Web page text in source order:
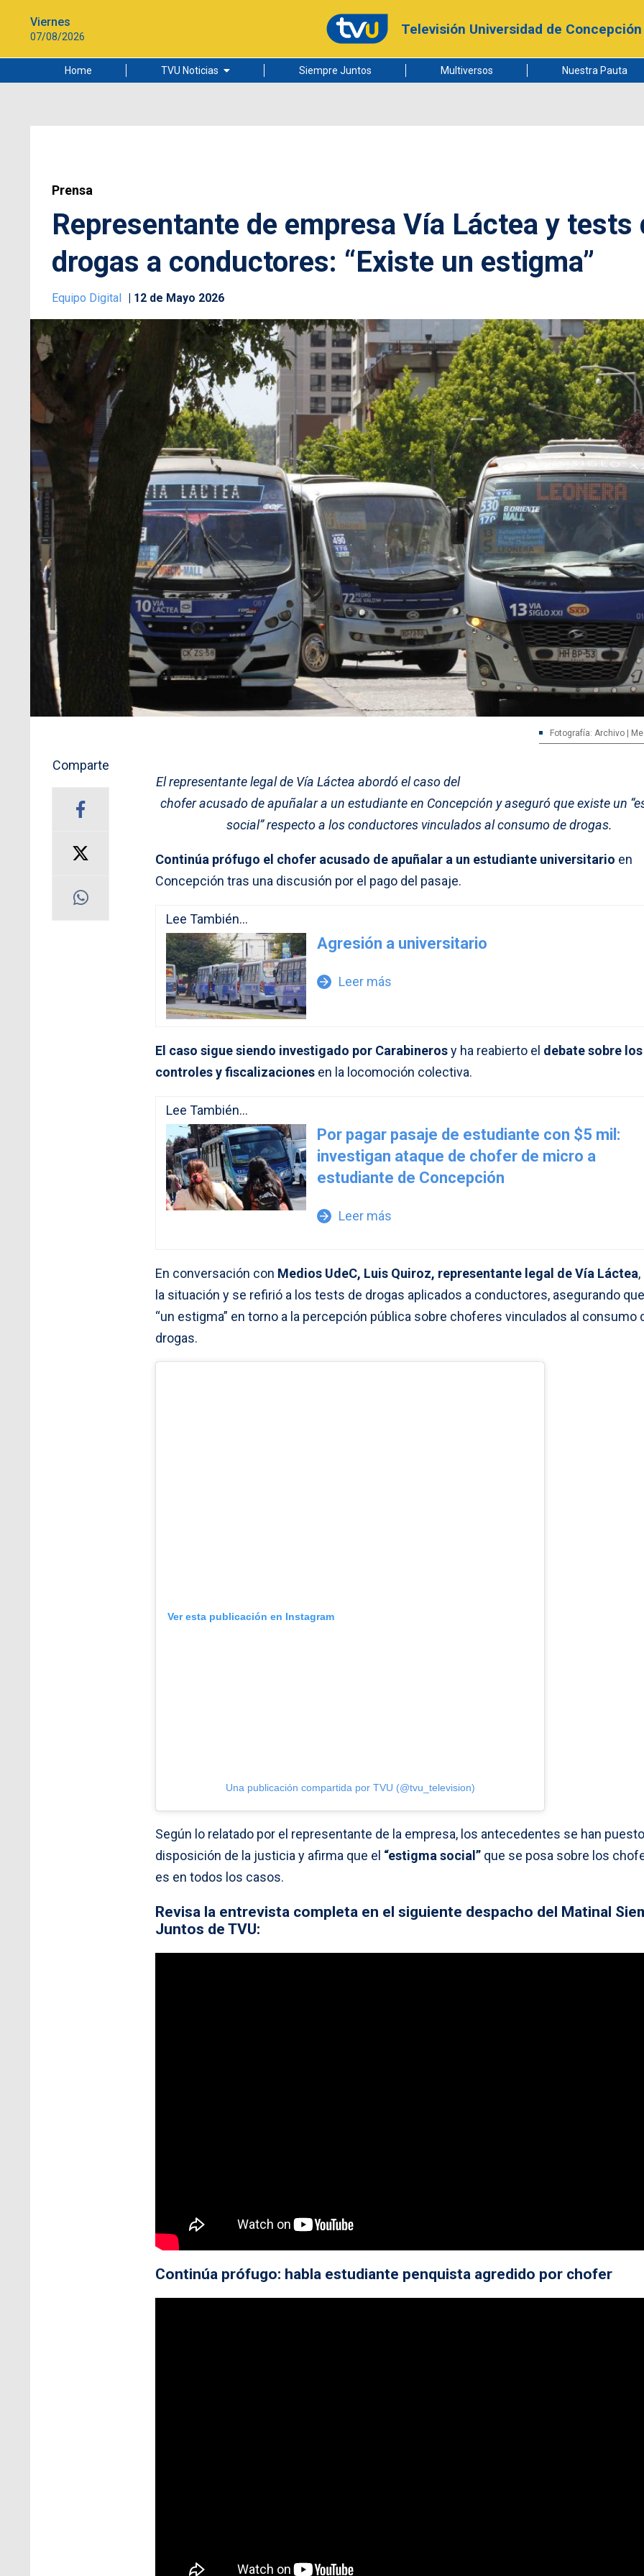
Viernes
07/08/2026 Televisión Universidad de Concepción
Home TVU Noticias
Ciudad
Siempre Juntos Multiversos Nuestra Pauta
Prensa
Representante de empresa Vía Láctea y tests
drogas a conductores: “Existe un estigma”
Equipo Digital 12 de Mayo 2026
Fotografía: Archivo |
Comparte
El representante legal de Vía Láctea abordó el caso del
chofer acusado de apuñalar a un estudiante en Concepción y aseguró que existe un
social” respecto a los conductores vinculados al consumo de drogas.
Continúa prófugo el chofer acusado de apuñalar a un estudiante universitario en
Concepción tras una discusión por el pago del pasaje.
Lee También...
Agresión a universitario
arrow_forward Leer más
El caso sigue siendo investigado por Carabinerosy ha reabierto el debate sobre los
controles y fiscalizaciones en la locomoción colectiva.
Lee También...
Por pagar pasaje de estudiante con $5 mil:
investigan ataque de chofer de micro a
estudiante de Concepción
arrow_forward Leer más
En conversación con Medios UdeC, Luis Quiroz, representante legal de Vía Láctea
la situación y se refirió a los tests de drogas aplicados a conductores, asegurando
“un estigma” en torno a la percepción pública sobre choferes vinculados al consumo
drogas.
Ver esta publicación en Instagram
Una publicación compartida por TVU (@tvu_television)
Según lo relatado por el representante de la empresa, los antecedentes se han
disposición de la justicia y afirma que el “estigma social” que se posa sobre los
es en todos los casos.
Revisa la entrevista completa en el siguiente despacho del Matinal
Juntos de TVU:
Continúa prófugo: habla estudiante penquista agredido por chofer